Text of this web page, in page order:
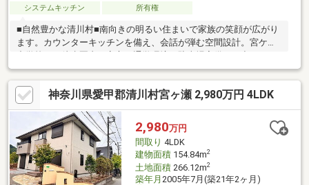
システムキッチン
所有権
■自然豊かな清川村■南向きの明るい住まいで家族の笑顔が広がり
ます。カウンターキッチンを備え、会話が弾む空間設計。宮ケ瀬
快適です。
神奈川県愛甲郡清川村宮ヶ瀬 2,980万円 4LDK
2,980万円
間取り 4LDK
建物面積154.84m2
土地面積266.12m2
築年月 2005年7月(築21年2ヶ月)